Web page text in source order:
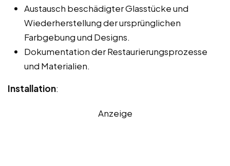
Austausch beschädigter Glasstücke und
Wiederherstellung der ursprünglichen
Farbgebung und Designs.
Dokumentation der Restaurierungsprozesse
und Materialien.
Installation:
Anzeige